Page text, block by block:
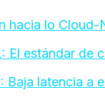
hacia lo Cloud-
El estándar de
Baja latencia a